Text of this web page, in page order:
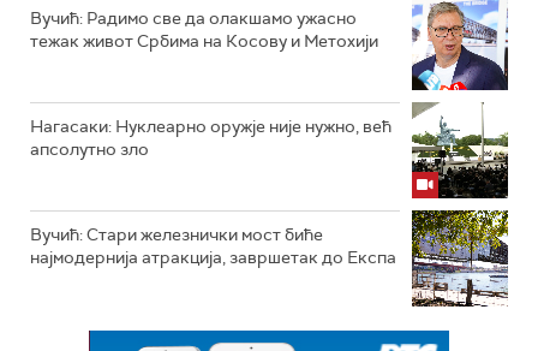
Вучић: Радимо све да олакшамо ужасно
тежак живот Србима на Косову и Метохији
Нагасаки: Нуклеарно оружје није нужно, већ
апсолутно зло
Вучић: Стари железнички мост биће
најмодернија атракција, завршетак до Експа